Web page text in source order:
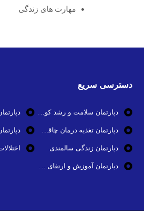
مهارت های زندگی
دسترسی سریع
دپارتمان سلامت و رشد کودک دپارتمان
دپارتمان تغذیه درمان چاقی و تناسب اندام دپارتمان
دپارتمان زندگی سالمندی اختلالات
دپارتمان آموزش و ارتقای سلامت